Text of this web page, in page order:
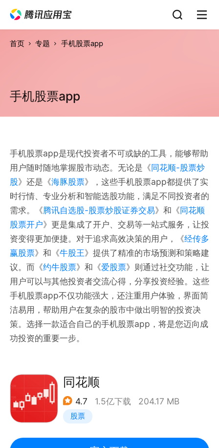
首页 专题 手机股票app
手机股票app
手机股票app是现代投资者不可或缺的工具，能够帮助
用户随时随地掌握股市动态。无论是《同花顺-股票炒
股》还是《海豚股票》，这些手机股票app都提供了实
时行情、专业分析和智能选股功能，满足不同投资者的
需求。《腾讯自选股-股票炒股证券交易》和《同花顺
股票开户》更是集成了开户、交易等一站式服务，让投
资变得更加便捷。对于追求高效决策的用户，《经传多
赢股票》和《牛股王》提供了精准的市场预测和策略建
议。而《约牛股票》和《爱股票》则通过社交功能，让
用户可以与其他投资者交流心得，分享投资经验。这些
手机股票app不仅功能强大，还注重用户体验，界面简
洁易用，帮助用户在复杂的股市中做出明智的投资决
策。选择一款适合自己的手机股票app，将是您迈向成
功投资的重要一步。
同花顺
4.7 1.5亿下载 204.17 MB
股票